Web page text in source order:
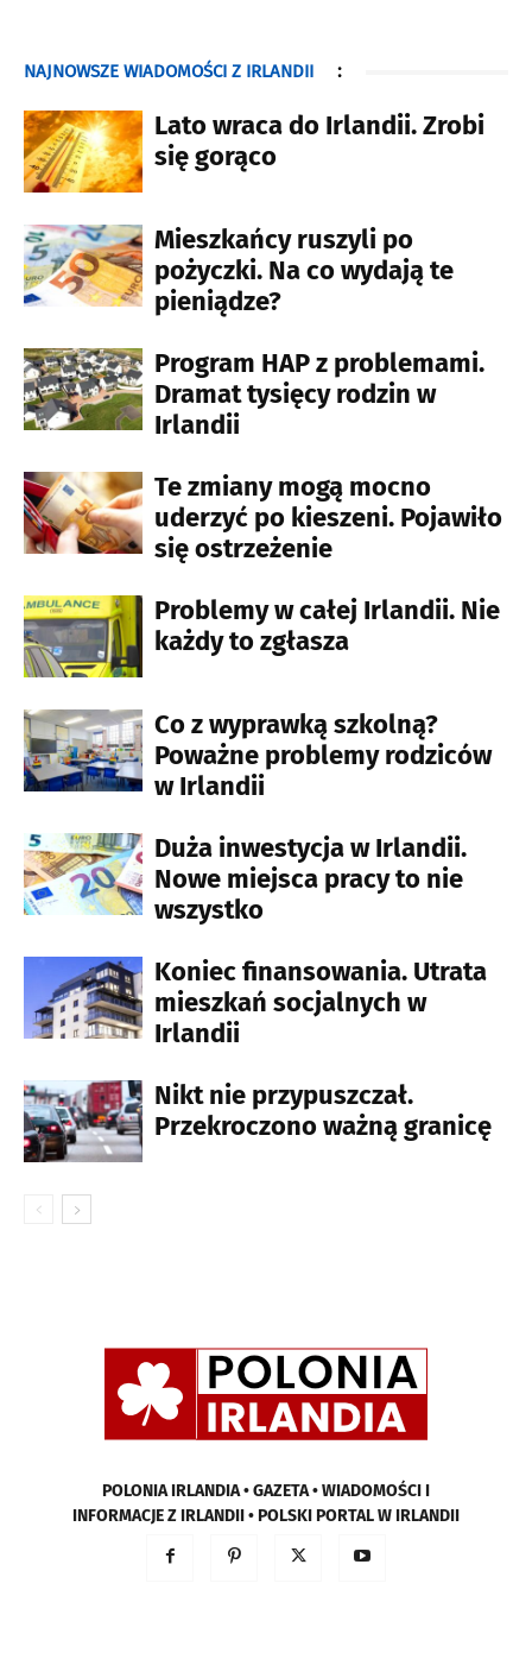
NAJNOWSZE WIADOMOŚCI Z IRLANDII :
Lato wraca do Irlandii. Zrobi
się gorąco
Mieszkańcy ruszyli po
pożyczki. Na co wydają te
pieniądze?
Program HAP z problemami.
Dramat tysięcy rodzin w
Irlandii
Te zmiany mogą mocno
uderzyć po kieszeni. Pojawiło
się ostrzeżenie
Problemy w całej Irlandii. Nie
każdy to zgłasza
Co z wyprawką szkolną?
Poważne problemy rodziców
w Irlandii
Duża inwestycja w Irlandii.
Nowe miejsca pracy to nie
wszystko
Koniec finansowania. Utrata
mieszkań socjalnych w
Irlandii
Nikt nie przypuszczał.
Przekroczono ważną granicę
POLONIA IRLANDIA • GAZETA • WIADOMOŚCI I
INFORMACJE Z IRLANDII • POLSKI PORTAL W IRLANDII